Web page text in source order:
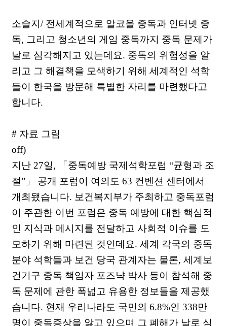
소슬지/ 전세계적으로 알코올 중독과 인터넷 중
독, 그리고 청소년의 게임 중독까지 중독 문제가
날로 심각해지고 있는데요. 중독의 위험성을 알
리고 그 해결책을 모색하기 위해 세계적인 석학
들이 한국을 방문해 특별한 자리를 마련했다고
합니다.
# 자료 그림
off)
지난 27일, 「중독예방 국제석학포럼 “균형과 조
절”」 공개 포럼이 여의도 63 컨벤션 센터에서
개최됐습니다. 보건복지부가 주최하고 중독포럼
이 주관한 이번 포럼은 중독 예방에 대한 핵심적
인 지식과 메시지를 전달하고 사회적 이슈를 도
모하기 위해 마련된 것인데요. 세계 각국의 중독
분야 석학들과 보건 당국 관계자는 물론, 세계보
건기구 중독 책임자 포즈냑 박사 등이 참석해 중
독 문제에 관한 폭넓고 유용한 정보들을 제공했
습니다. 현재 우리나라도 국민의 6.8%인 338만
명이 중독증상을 앓고 있으며 그 폐해가 날로 심